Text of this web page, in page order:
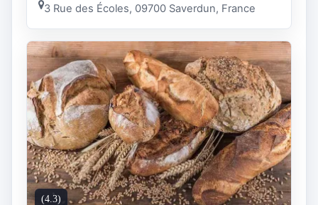
3 Rue des Écoles, 09700 Saverdun, France
(4.3)